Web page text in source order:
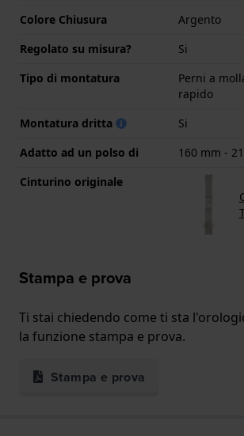
Colore Chiusura
Argento
Regolato su misura?
Si
Tipo di montatura
Perni a
rapido
Montatura dritta
Si
Adatto ad un polso di
160 mm -
Cinturino originale
Stampa e prova
Ti stai chiedendo come ti sta
la funzione stampa e prova.
Stampa e prova